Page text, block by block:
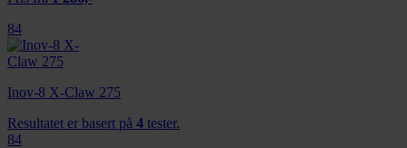
84
Inov-8 X-Claw 275
Resultatet er basert på 4 tester.
84